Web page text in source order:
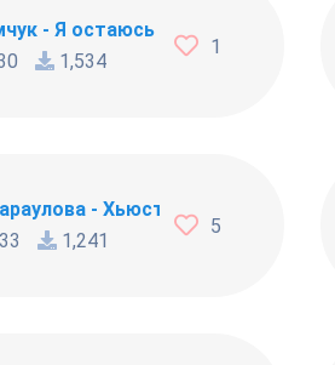
- Я остаюсь
1,534
1
- Хьюстон (Reznikov &
1,241
5